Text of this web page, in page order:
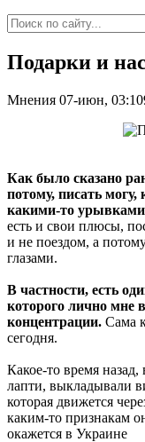
Подарки и
Мнения 07-июн,
Как было сказано
потому, писать
какими-то
есть и свои плюсы,
и не поездом, а
глазами.
В частности, есть
которого лично мне
концентрации. Сама
сегодня.
Какое-то время
лапти, выкладывали
которая движется
каким-то признакам
окажется в Украине